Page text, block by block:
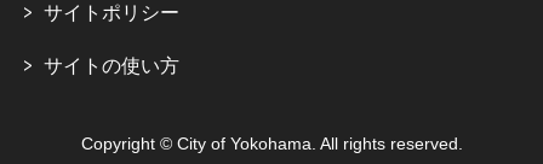
サイトポリシー
サイトの使い方
Copyright © City of Yokohama. All rights reserved.